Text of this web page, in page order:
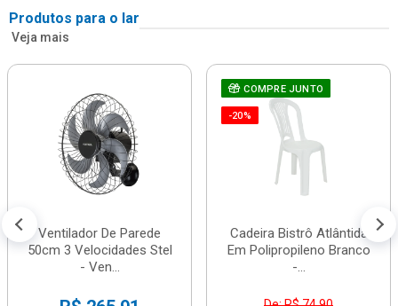
Produtos para o lar
Veja mais
Ventilador De Parede
50cm 3 Velocidades Stel
- Ven...
COMPRE JUNTO
-20%
Cadeira Bistrô Atlântida
Em Polipropileno Branco
-...